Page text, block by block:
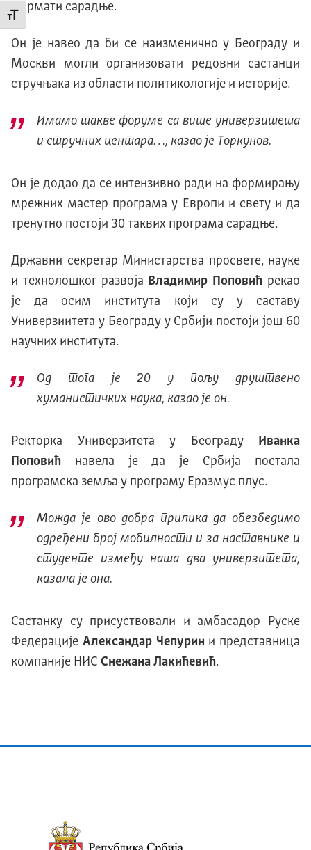
Промени величину слова
формати сарадње.
Он је навео да би се наизменично у Београду и
Москви могли организовати редовни састанци
стручњака из области политикологије и историје.
Имамо такве форуме са више универзитета
и стручних центара…, казао је Торкунов.
Он је додао да се интензивно ради на формирању
мрежних мастер програма у Европи и свету и да
тренутно постоји 30 таквих програма сарадње.
Државни секретар Министарства просвете, науке
и технолошког развоја
Владимир Поповић рекао
је да осим института који су у саставу
Универзиитета у Београду у Србији постоји још 60
научних института.
Од тога је 20 у пољу друштвено
хуманистичких наука, казао је он.
Ректорка Универзитета у БеоградуИванка
Поповић навела је да је Србија постала
програмска земља у програму Еразмус плус.
Можда је ово добра прилика да обезбедимо
одређени број мобилности и за наставнике и
студенте између наша два универзитета,
казала је она.
Састанку су присуствовали и амбасадор Руске
Федерације Александар Чепурин и представница
компаније НИС Снежана Лакићевић.